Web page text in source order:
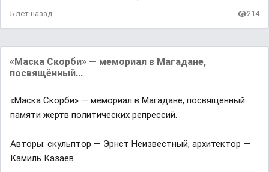
5 лет назад 214
«Маска Скорби» — мемориал в Магадане,
посвящённый...
«Маска Скорби» — мемориал в Магадане, посвящённый
памяти жертв политических репрессий.
Авторы: скульптор — Эрнст Неизвестный, архитектор —
Камиль Казаев